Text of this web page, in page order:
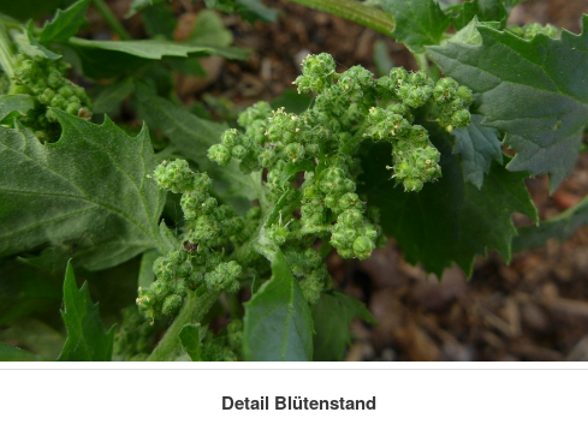
Detail Blütenstand